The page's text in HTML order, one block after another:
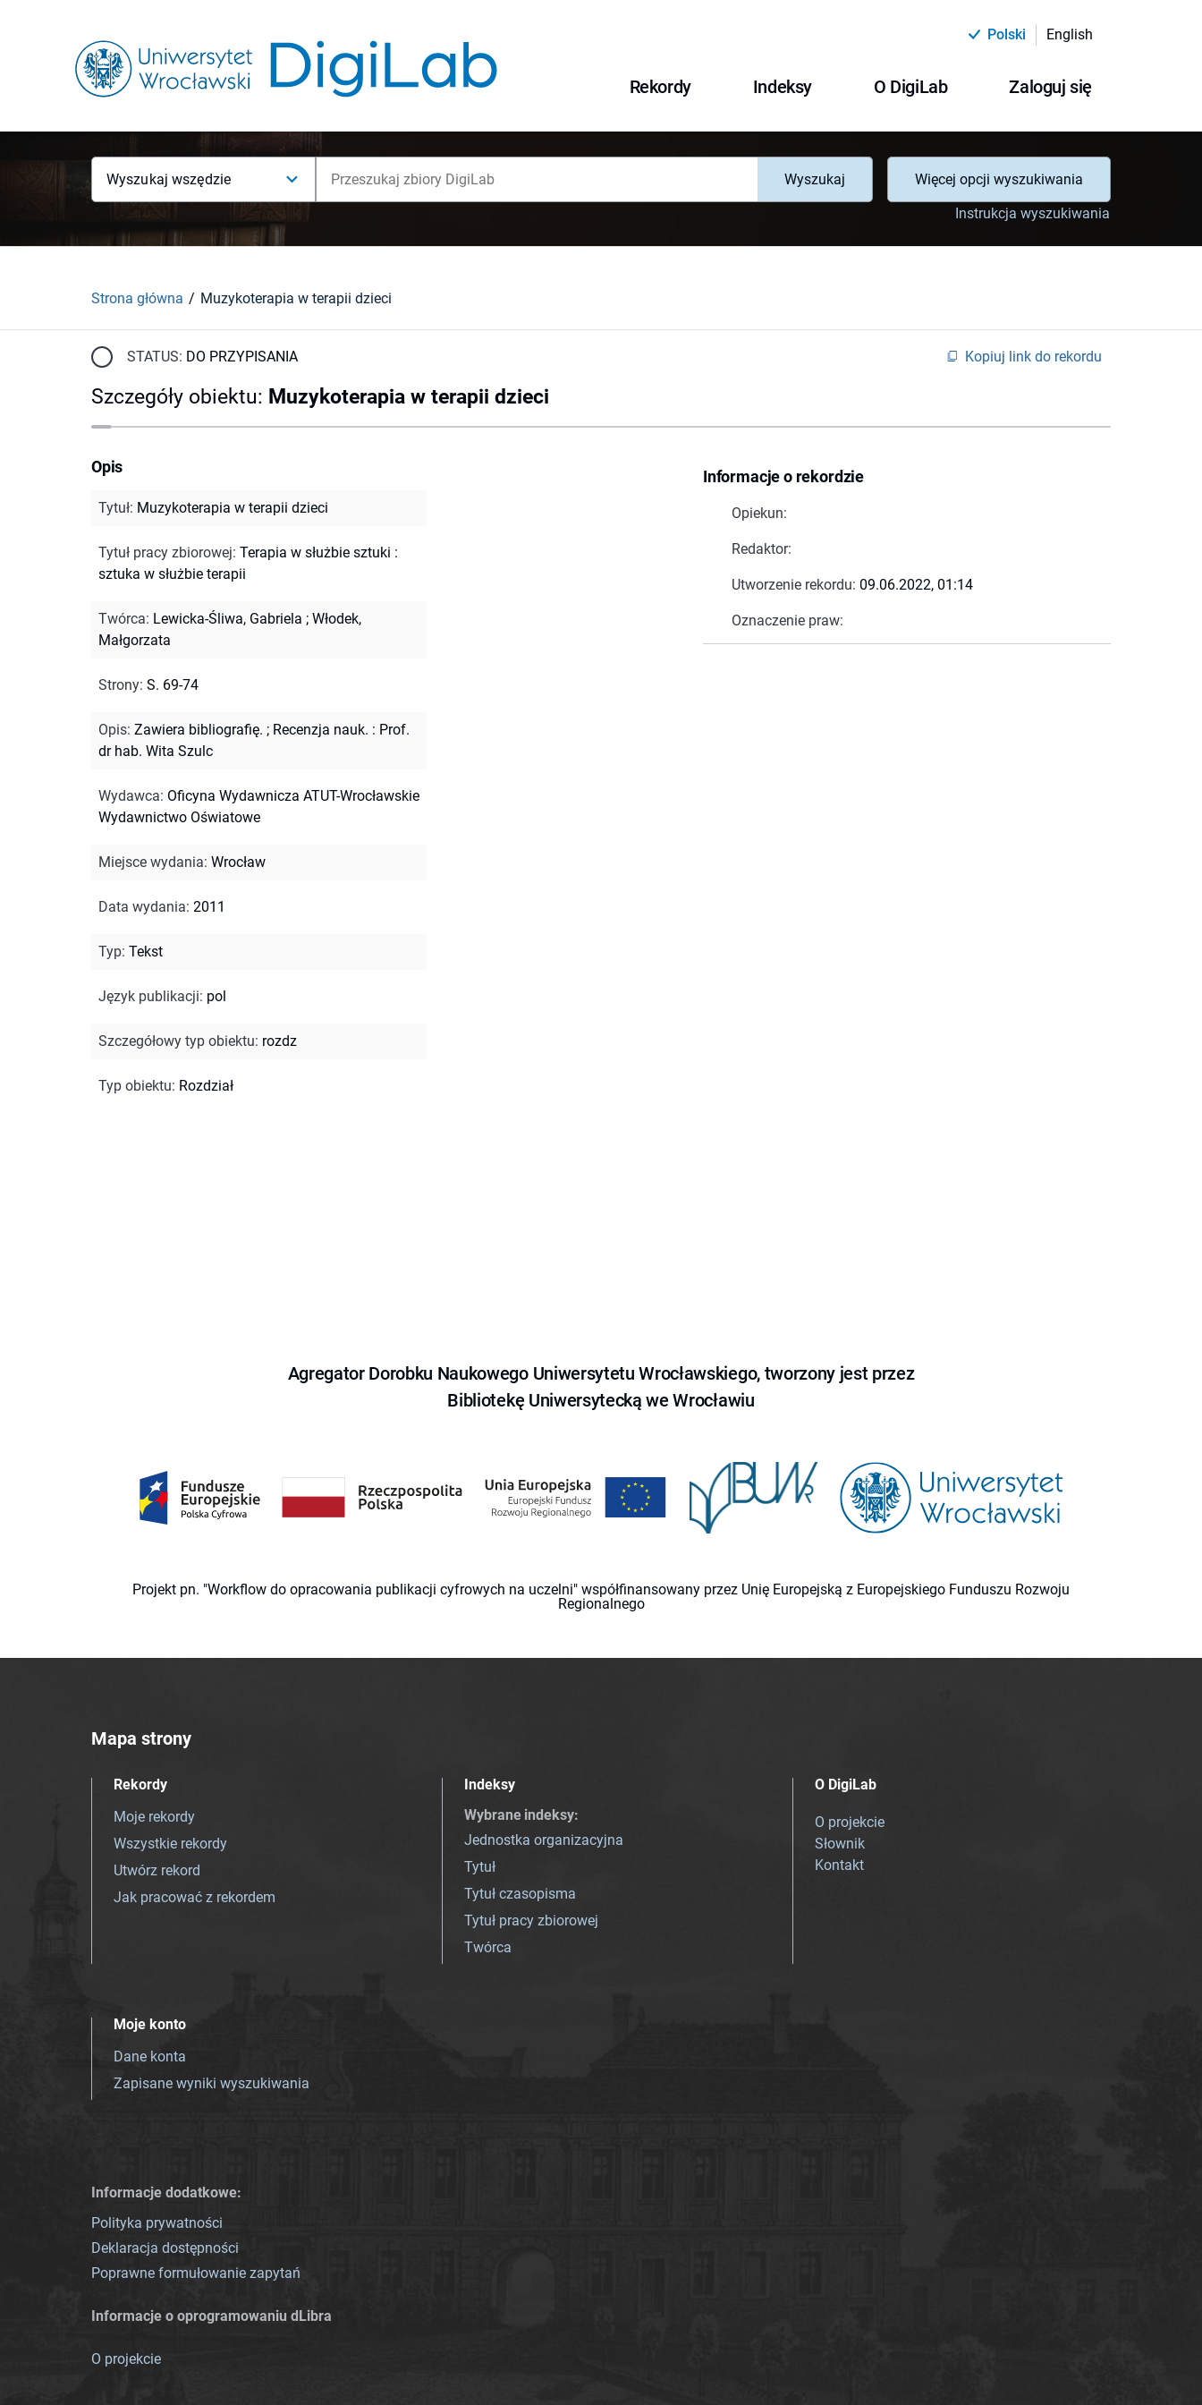
Polski English
Rekordy Indeksy O DigiLab Zaloguj się
Wyszukaj wszędzie Wyszukaj
Więcej opcji wyszukiwania
Instrukcja wyszukiwania
Strona główna Muzykoterapia w terapii dzieci
STATUS: DO PRZYPISANIA Kopiuj link do rekordu
Szczegóły obiektu: Muzykoterapia w terapii dzieci
Informacje o rekordzie
Opiekun:
Redaktor:
Utworzenie rekordu: 09.06.2022, 01:14
Oznaczenie praw:
Opis
Tytuł: Muzykoterapia w terapii dzieci
Tytuł pracy zbiorowej: Terapia w służbie sztuki :
sztuka w służbie terapii
Twórca: Lewicka-Śliwa, Gabriela ; Włodek,
Małgorzata
Strony: S. 69-74
Opis: Zawiera bibliografię. ; Recenzja nauk. : Prof.
dr hab. Wita Szulc
Wydawca: Oficyna Wydawnicza ATUT-Wrocławskie
Wydawnictwo Oświatowe
Miejsce wydania: Wrocław
Data wydania: 2011
Typ: Tekst
Język publikacji: pol
Szczegółowy typ obiektu: rozdz
Typ obiektu: Rozdział
Agregator Dorobku Naukowego Uniwersytetu Wrocławskiego, tworzony jest przez
Bibliotekę Uniwersytecką we Wrocławiu
Projekt pn. "Workflow do opracowania publikacji cyfrowych na uczelni" współfinansowany przez Unię Europejską z Europejskiego Funduszu Rozwoju
Regionalnego
Mapa strony
Rekordy
Moje rekordy
Wszystkie rekordy
Utwórz rekord
Jak pracować z rekordem
Indeksy
Wybrane indeksy:
Jednostka organizacyjna
Tytuł
Tytuł czasopisma
Tytuł pracy zbiorowej
Twórca
O DigiLab
O projekcie
Słownik
Kontakt
Moje konto
Dane konta
Zapisane wyniki wyszukiwania
Informacje dodatkowe:
Polityka prywatności
Deklaracja dostępności
Poprawne formułowanie zapytań
Informacje o oprogramowaniu dLibra
O projekcie